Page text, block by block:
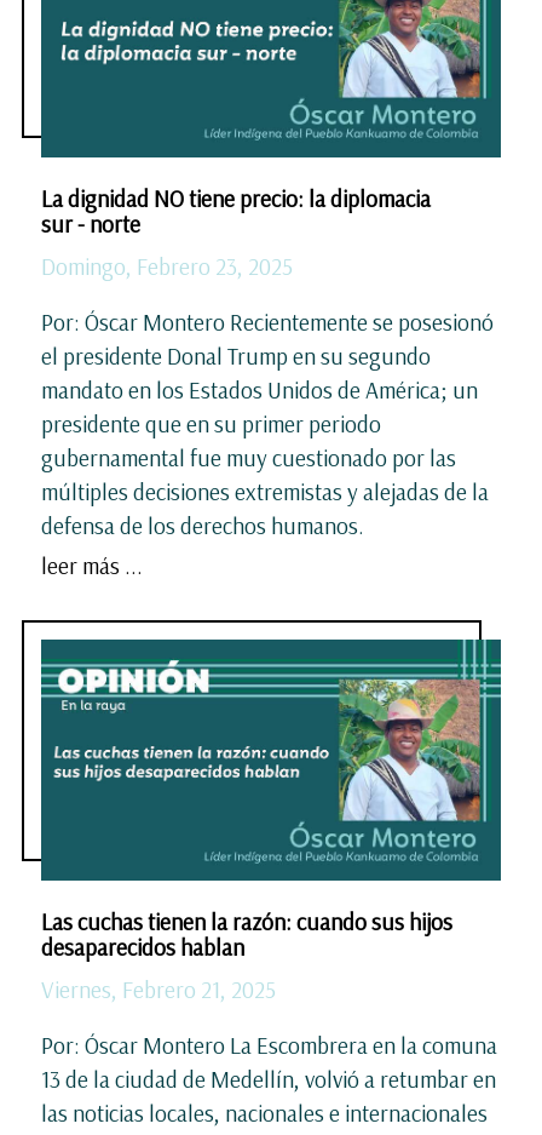
La dignidad NO tiene precio: la diplomacia
sur - norte
Domingo, Febrero 23, 2025
Por: Óscar Montero Recientemente se posesionó
el presidente Donal Trump en su segundo
mandato en los Estados Unidos de América; un
presidente que en su primer periodo
gubernamental fue muy cuestionado por las
múltiples decisiones extremistas y alejadas de la
defensa de los derechos humanos.
leer más ...
Las cuchas tienen la razón: cuando sus hijos
desaparecidos hablan
Viernes, Febrero 21, 2025
Por: Óscar Montero La Escombrera en la comuna
13 de la ciudad de Medellín, volvió a retumbar en
las noticias locales, nacionales e internacionales